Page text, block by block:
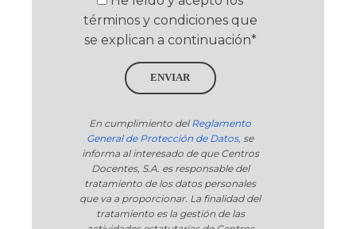
términos y condiciones que
se explican a continuación*
ENVIAR
En cumplimiento delReglamento
General de Protección de Datos, se
informa al interesado de que Centros
Docentes, S.A. es responsable del
tratamiento de los datos personales
que va a proporcionar. La finalidad del
tratamiento es la gestión de las